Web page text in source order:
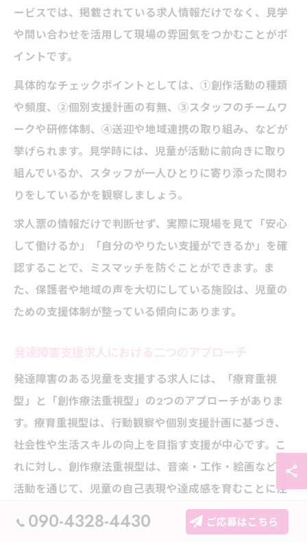
ービスでは、掲載されている求人情報だけでなく、見学
や問い合わせを活用して現場の雰囲気をつかむことがポ
イントです。
具体的なチェックポイントとしては、①創作活動の種類
や頻度、②個別支援計画の有無、③スタッフのチームワ
ークや研修体制、④送迎や地域連携の取り組み、などが
挙げられます。見学時には、児童が活動に前向きに取り
組んでいるか、スタッフが一人ひとりに寄り添った関わ
りをしているかを観察しましょう。
求人票の情報だけで判断せず、実際に現場を見て「安心
して働けるか」「自分のやりたい支援ができるか」を確
認することで、ミスマッチを防ぐことができます。ま
た、保護者や地域の声を大切にしている施設は、児童の
ための支援体制が整っている傾向にあります。
発達障害支援求人における二つのアプローチ
発達障害のある児童を支援する求人には、「療育重視
型」と「創作療法重視型」の2つのアプローチがありま
す。療育重視型は、行動観察や個別支援計画に基づき、
社会性や生活スキルの向上を目指す支援が中心です。こ
れに対し、創作療法重視型は、音楽・工作・絵画などの
活動を通じて、児童の自己表現や達成感を育むことに注
力しています。
090-4328-4430 ご応募はこちら